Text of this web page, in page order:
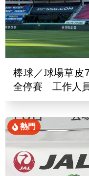
棒球／球場草皮
全停賽 工作人
熱門